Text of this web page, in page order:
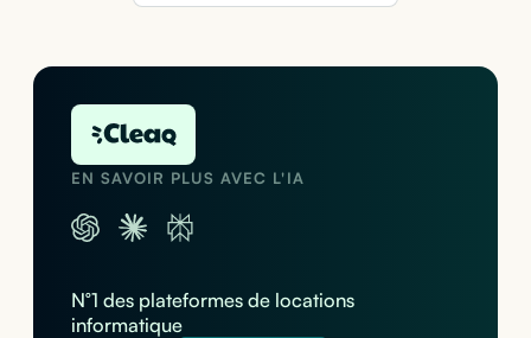
EN SAVOIR PLUS AVEC L'IA
N°1 des plateformes de locations
informatique